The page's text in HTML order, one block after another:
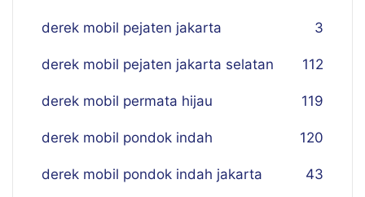
derek mobil pejaten jakarta 3
derek mobil pejaten jakarta selatan 112
derek mobil permata hijau 119
derek mobil pondok indah 120
derek mobil pondok indah jakarta 43